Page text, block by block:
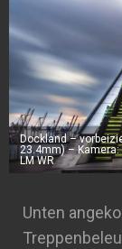
Dockland –
23.4mm) – Kamera:
LM WR
Unten